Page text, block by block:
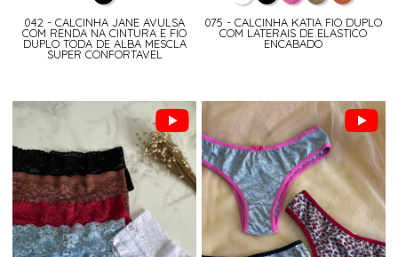
042 - CALCINHA JANE AVULSA
COM RENDA NA CINTURA E FIO
DUPLO TODA DE ALBA MESCLA
SUPER CONFORTAVEL
075 - CALCINHA KATIA FIO DUPLO
COM LATERAIS DE ELASTICO
ENCABADO